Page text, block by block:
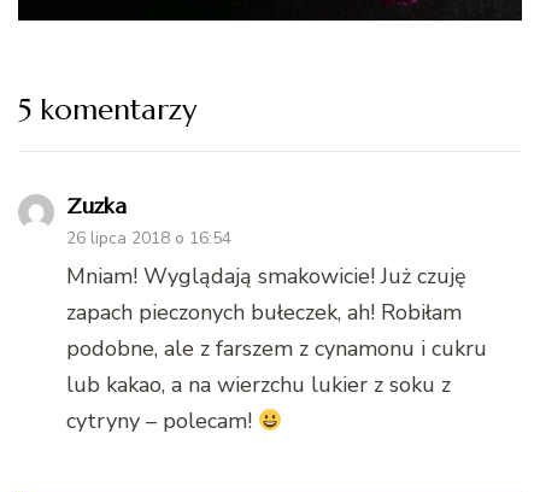
5 komentarzy
Zuzka
26 lipca 2018 o 16:54
Mniam! Wyglądają smakowicie! Już czuję
zapach pieczonych bułeczek, ah! Robiłam
podobne, ale z farszem z cynamonu i cukru
lub kakao, a na wierzchu lukier z soku z
cytryny – polecam!